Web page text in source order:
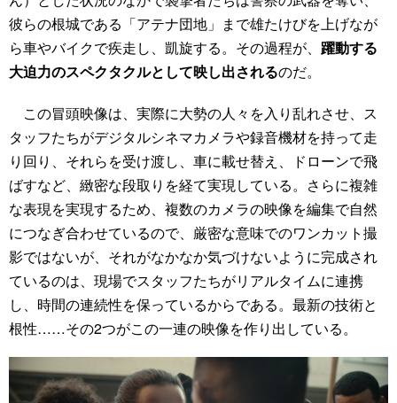
彼らの根城である「アテナ団地」まで雄たけびを上げなが
ら車やバイクで疾走し、凱旋する。その過程が、 躍動する
大迫力のスペクタクルとして映し出されるのだ。
この冒頭映像は、実際に大勢の人々を入り乱れさせ、ス
タッフたちがデジタルシネマカメラや録音機材を持って走
り回り、それらを受け渡し、車に載せ替え、ドローンで飛
ばすなど、緻密な段取りを経て実現している。さらに複雑
な表現を実現するため、複数のカメラの映像を編集で自然
につなぎ合わせているので、厳密な意味でのワンカット撮
影ではないが、それがなかなか気づけないように完成され
ているのは、現場でスタッフたちがリアルタイムに連携
し、時間の連続性を保っているからである。最新の技術と
根性……その2つがこの一連の映像を作り出している。